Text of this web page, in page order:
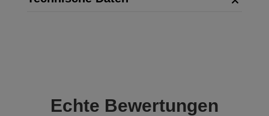
Echte Bewertungen